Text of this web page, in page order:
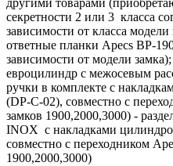
другими товарами
секретности 2 или 3 класса
зависимости от класса
ответные планки Apecs BP-
зависимости от модели
евроцилиндр с межосевым
ручки в комплекте с
(DP-C-02), совместно с
замков 1900,2000,3000) -
INOX с накладками
совместно с переходником
1900,2000,3000)